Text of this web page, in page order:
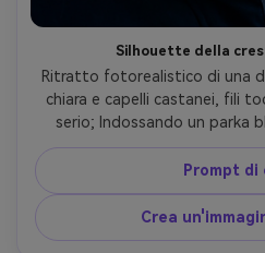
Silhouette della
Ritratto fotorealistico di una
chiara e capelli castanei, fili
serio; Indossando un parka
maglia; in piedi su una
drammatico cielo stellato e
Forte luce del cerchio da
morbido riempimento fresco sul
messa a fuoco nitida;
Prompt di
Crea